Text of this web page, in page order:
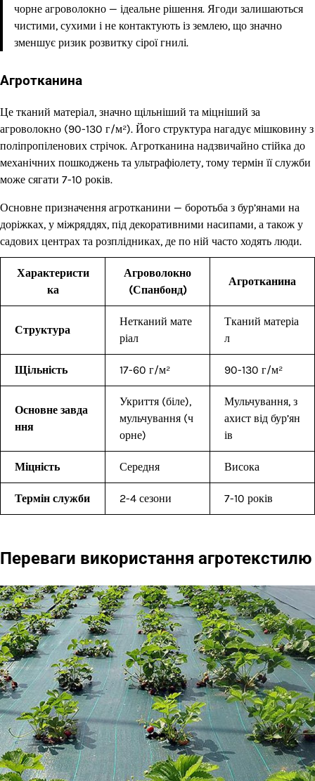
чорне агроволокно — ідеальне рішення. Ягоди залишаються
чистими, сухими і не контактують із землею, що значно
зменшує ризик розвитку сірої гнилі.
Агротканина
Це тканий матеріал, значно щільніший та міцніший за
агроволокно (90-130 г/м²). Його структура нагадує мішковину з
поліпропіленових стрічок. Агротканина надзвичайно стійка до
механічних пошкоджень та ультрафіолету, тому термін її служби
може сягати 7-10 років.
Основне призначення агротканини — боротьба з бур’янами на
доріжках, у міжряддях, під декоративними насипами, а також у
садових центрах та розплідниках, де по ній часто ходять люди.
Характеристи
ка
Агроволокно
(Спанбонд)
Агротканина
Структура
Нетканий мате
ріал
Тканий матеріа
л
Щільність 17-60 г/м² 90-130 г/м²
Основне завда
ння
Укриття (біле),
мульчування (ч
орне)
Мульчування, з
ахист від бур’ян
ів
Міцність Середня Висока
Термін служби 2-4 сезони 7-10 років
Переваги використання агротекстилю